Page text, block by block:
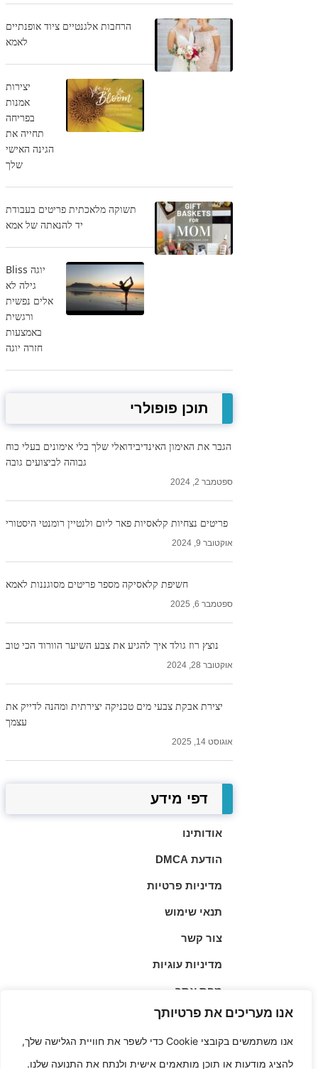
אנו מעריכים את פרטיותך
אנו משתמשים בקובצי Cookie כדי לשפר את חוויית הגלישה שלך,
להציג מודעות או תוכן מותאמים אישית ולנתח את התנועה שלנו.
הרחבות אלגנטיים ציוד אופנתיים
לאמא
יצירות
אמנות
בפריחה
תחייה את
הגינה האישי
שלך
תשוקה מלאכתית פריטים בעבודת
יד להנאתה של אמא
יוגה Bliss
גילה לא
אלים נפשית
ורגשית
באמצעות
חזרה יוגה
תוכן פופולרי
הגבר את האימון האינדיבידואלי שלך בלי אימונים בעלי כוח
גבוהה לביצועים גובה
ספטמבר 2, 2024
פריטים נצחיות קלאסיות פאר ליום ולנטיין רומנטי היסטורי
אוקטובר 9, 2024
חשיפת קלאסיקה מספר פריטים מסוגננות לאמא
ספטמבר 6, 2025
נוצץ רוז גולד איך להגיע את צבע השיער הוורוד הכי טוב
אוקטובר 28, 2024
יצירת אבקת צבעי מים טכניקה יצירתית ומהנה לדייק את
עצמך
אוגוסט 14, 2025
דפי מידע
אודותינו
הודעת DMCA
מדיניות פרטיות
תנאי שימוש
צור קשר
מדיניות עוגיות
מפת אתר
הצהרת אחריות משפטית